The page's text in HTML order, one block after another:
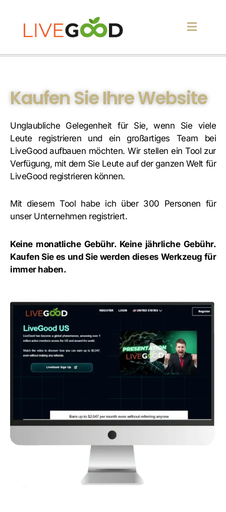
Kaufen Sie Ihre Website
Unglaubliche Gelegenheit für Sie, wenn Sie viele
Leute registrieren und ein großartiges Team bei
LiveGood aufbauen möchten. Wir stellen ein Tool zur
Verfügung, mit dem Sie Leute auf der ganzen Welt für
LiveGood registrieren können.
Mit diesem Tool habe ich über 300 Personen für
unser Unternehmen registriert.
Keine monatliche Gebühr. Keine jährliche Gebühr.
Kaufen Sie es und Sie werden dieses Werkzeug für
immer haben.